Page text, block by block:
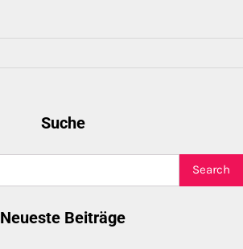
Suche
Neueste Beiträge